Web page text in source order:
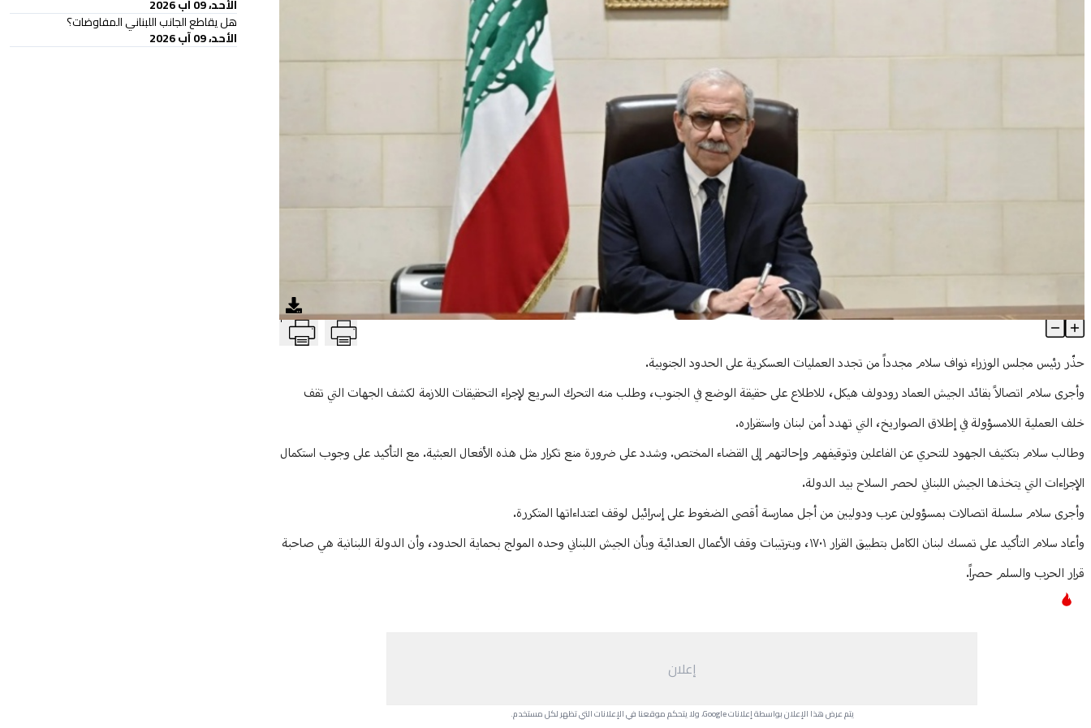
سلام يحذر من تجدد العمليات العسكرية على الحدود الجنوبية ويؤكد تمسك لبنان الكامل بالـ1701 T
Article Content
حذّر رئيس مجلس الوزراء نواف سلام مجدداً من تجدد العمليات العسكرية على الحدود الجنوبية.
وأجرى سلام اتصالاً بقائد الجيش العماد رودولف هيكل، للاطلاع على حقيقة الوضع في الجنوب، وطلب منه التحرك السريع لإجراء التحقيقات اللازمة لكشف الجهات التي تقف
خلف العملية اللامسؤولة في إطلاق الصواريخ، التي تهدد أمن لبنان واستقراره.
وطالب سلام بتكثيف الجهود للتحري عن الفاعلين وتوقيفهم وإحالتهم إلى القضاء المختص. وشدد على ضرورة منع تكرار مثل هذه الأفعال العبثية. مع التأكيد على وجوب استكمال
الإجراءات التي يتخذها الجيش اللبناني لحصر السلاح بيد الدولة.
وأجرى سلام سلسلة اتصالات بمسؤولين عرب ودوليين من أجل ممارسة أقصى الضغوط على إسرائيل لوقف اعتداءاتها المتكررة.
وأعاد سلام التأكيد على تمسك لبنان الكامل بتطبيق القرار ١٧٠١، وبترتيبات وقف الأعمال العدائية وبأن الجيش اللبناني وحده المولج بحماية الحدود، وأن الدولة اللبنانية هي صاحبة
قرار الحرب والسلم حصراً.
إعلان
يتم عرض هذا الإعلان بواسطة إعلانات Google، ولا يتحكم موقعنا في الإعلانات التي تظهر لكل مستخدم.
الأحد، 09 آب 2026
هل يقاطع الجانب اللبناني المفاوضات؟
الأحد، 09 آب 2026